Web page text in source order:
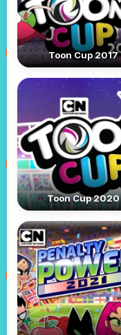
Toon Cup 2017
Toon Cup 2020